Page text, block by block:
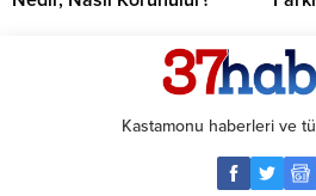
Kastamonu haberleri ve